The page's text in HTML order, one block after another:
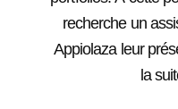
recherche un
Appiolaza leur
la